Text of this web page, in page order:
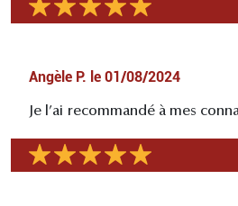
Angèle P. le 01/08/2024
Je l’ai recommandé à mes